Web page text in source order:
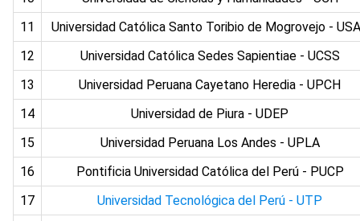
11
Universidad Católica Santo Toribio de Mogrovejo -
12
Universidad Católica Sedes Sapientiae - UCSS
13
Universidad Peruana Cayetano Heredia - UPCH
14
Universidad de Piura - UDEP
15
Universidad Peruana Los Andes - UPLA
16
Pontificia Universidad Católica del Perú - PUCP
17
Universidad Tecnológica del Perú - UTP